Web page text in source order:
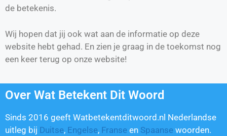
de betekenis.
Wij hopen dat jij ook wat aan de informatie op deze
website hebt gehad. En zien je graag in de toekomst nog
een keer terug op onze website!
Over Wat Betekent Dit Woord
Sinds 2016 geeft Watbetekentditwoord.nl Nederlandse
uitleg bij Duitse, Engelse, Franse en Spaanse woorden.